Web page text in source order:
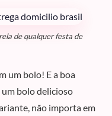
de qualquer festa de
um bolo! E a boa
bolo delicioso
não importa em